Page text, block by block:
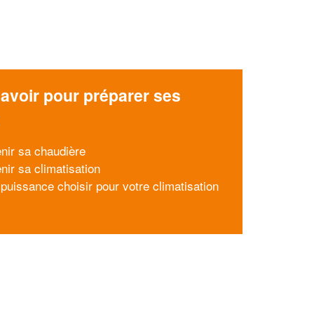
pour préparer ses
sa chaudière
sa climatisation
choisir pour votre climatisation